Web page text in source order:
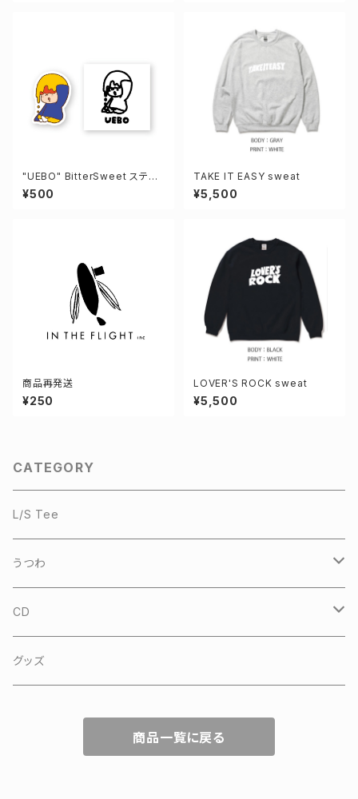
"UEBO" BitterSweet ステッ
カー
¥500
TAKE IT EASY sweat
¥5,500
商品再発送
¥250
LOVER'S ROCK sweat
¥5,500
CATEGORY
L/S Tee
うつわ
沖縄 やちむん
CD
sankara
グッズ
商品一覧に戻る